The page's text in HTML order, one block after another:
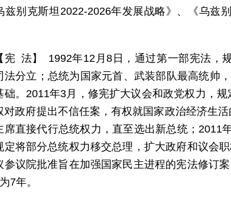
兹别克斯坦2022-2026年发展战略》、《乌
【宪 法】 1992年12月8日，通过第一部宪法，
法分立；总统为国家元首、武装部队最高统帅
础。2011年3月，修宪扩大议会和政党权力，
对政府提出不信任案，有权就国家政治经济生
席直接代行总统权力，直至选出新总统；2011
定将部分总统权力移交总理，扩大政府和议会
参议院批准旨在加强国家民主进程的宪法修订
7年。